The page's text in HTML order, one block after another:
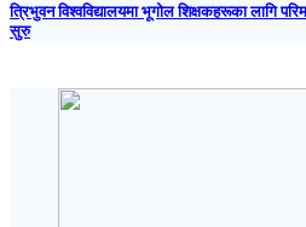
त्रिभुवन विश्वविद्यालयमा भूगोल शिक्षकहरूका लागि
सुरु